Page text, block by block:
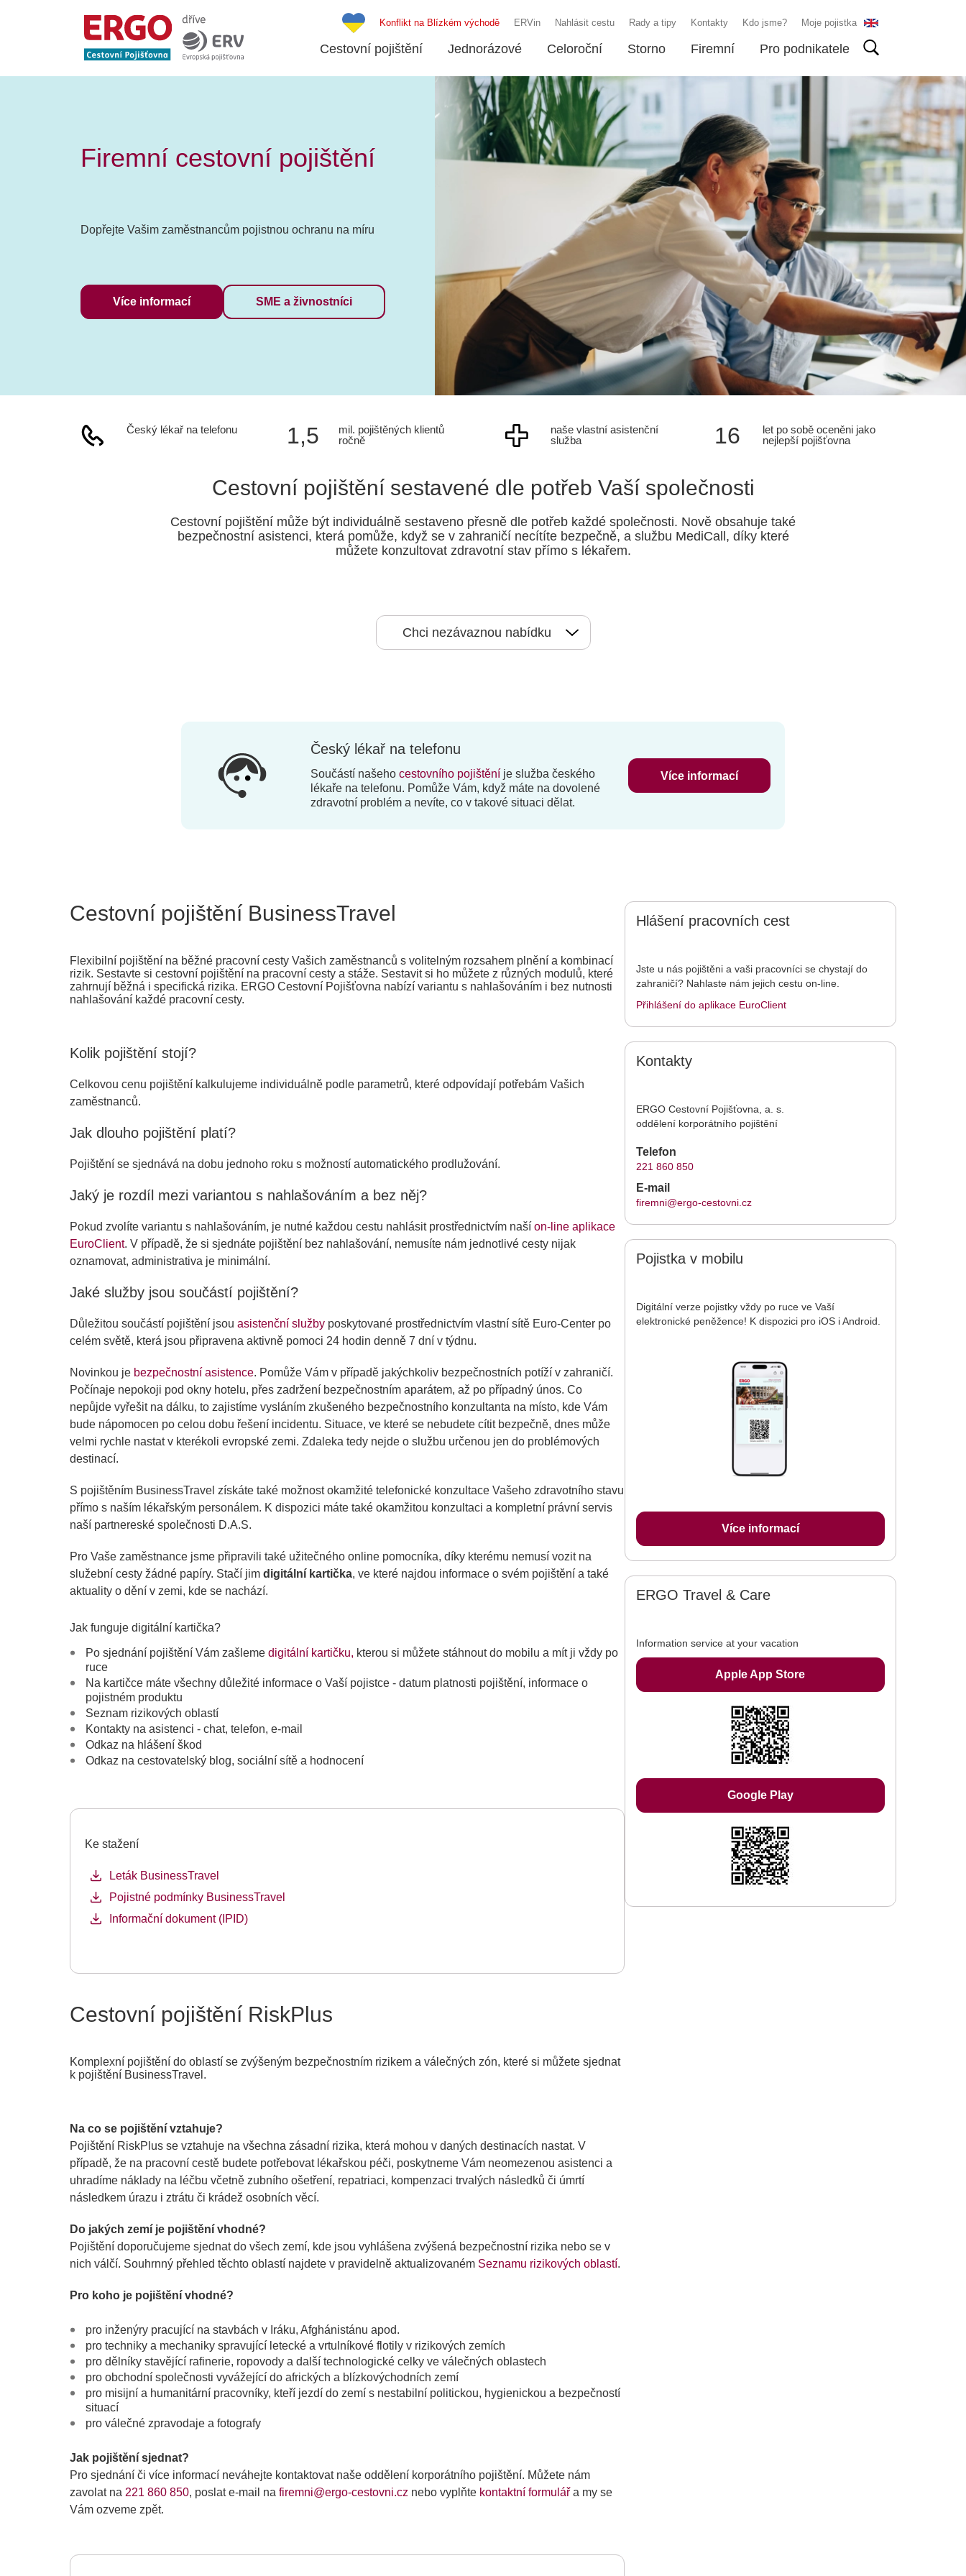
Konflikt na Blízkém východě ERVin Nahlásit cestu Rady a tipy Kontakty Kdo jsme? Moje pojistka
Cestovní pojištění Jednorázové Celoroční Storno Firemní Pro podnikatele
Firemní cestovní pojištění
Dopřejte Vašim zaměstnancům pojistnou ochranu na míru
Více informací SME a živnostníci
Český lékař na telefonu 1,5
mil. pojištěných klientů
ročně
naše vlastní asistenční
služba
16
let po sobě oceněni jako
nejlepší pojišťovna
Cestovní pojištění sestavené dle potřeb Vaší společnosti
Cestovní pojištění může být individuálně sestaveno přesně dle potřeb každé společnosti. Nově obsahuje také
bezpečnostní asistenci, která pomůže, když se v zahraničí necítíte bezpečně, a službu MediCall, díky které
můžete konzultovat zdravotní stav přímo s lékařem.
Chci nezávaznou nabídku
Český lékař na telefonu
Součástí našeho cestovního pojištěníje služba českého
lékaře na telefonu. Pomůže Vám, když máte na dovolené
zdravotní problém a nevíte, co v takové situaci dělat.
Více informací
Cestovní pojištění BusinessTravel
Flexibilní pojištění na běžné pracovní cesty Vašich zaměstnanců s volitelným rozsahem plnění a kombinací
rizik. Sestavte si cestovní pojištění na pracovní cesty a stáže. Sestavit si ho můžete z různých modulů, které
zahrnují běžná i specifická rizika. ERGO Cestovní Pojišťovna nabízí variantu s nahlašováním i bez nutnosti
nahlašování každé pracovní cesty.
Kolik pojištění stojí?
Celkovou cenu pojištění kalkulujeme individuálně podle parametrů, které odpovídají potřebám Vašich
zaměstnanců.
Jak dlouho pojištění platí?
Pojištění se sjednává na dobu jednoho roku s možností automatického prodlužování.
Jaký je rozdíl mezi variantou s nahlašováním a bez něj?
Pokud zvolíte variantu s nahlašováním, je nutné každou cestu nahlásit prostřednictvím naší on-line aplikace
EuroClient. V případě, že si sjednáte pojištění bez nahlašování, nemusíte nám jednotlivé cesty nijak
oznamovat, administrativa je minimální.
Jaké služby jsou součástí pojištění?
Důležitou součástí pojištění jsou asistenční služby poskytované prostřednictvím vlastní sítě Euro-Center po
celém světě, která jsou připravena aktivně pomoci 24 hodin denně 7 dní v týdnu.
Novinkou je bezpečnostní asistence. Pomůže Vám v případě jakýchkoliv bezpečnostních potíží v zahraničí.
Počínaje nepokoji pod okny hotelu, přes zadržení bezpečnostním aparátem, až po případný únos. Co
nepůjde vyřešit na dálku, to zajistíme vysláním zkušeného bezpečnostního konzultanta na místo, kde Vám
bude nápomocen po celou dobu řešení incidentu. Situace, ve které se nebudete cítit bezpečně, dnes může
velmi rychle nastat v kterékoli evropské zemi. Zdaleka tedy nejde o službu určenou jen do problémových
destinací.
S pojištěním BusinessTravel získáte také možnost okamžité telefonické konzultace Vašeho zdravotního stavu
přímo s naším lékařským personálem. K dispozici máte také okamžitou konzultaci a kompletní právní servis
naší partnereské společnosti D.A.S.
Pro Vaše zaměstnance jsme připravili také užitečného online pomocníka, díky kterému nemusí vozit na
služební cesty žádné papíry. Stačí jim digitální kartička, ve které najdou informace o svém pojištění a také
aktuality o dění v zemi, kde se nachází.
Jak funguje digitální kartička?
Po sjednání pojištění Vám zašleme digitální kartičku, kterou si můžete stáhnout do mobilu a mít ji vždy po
ruce
Na kartičce máte všechny důležité informace o Vaší pojistce - datum platnosti pojištění, informace o
pojistném produktu
Seznam rizikových oblastí
Kontakty na asistenci - chat, telefon, e-mail
Odkaz na hlášení škod
Odkaz na cestovatelský blog, sociální sítě a hodnocení
Ke stažení
Leták BusinessTravel
Pojistné podmínky BusinessTravel
Informační dokument (IPID)
Cestovní pojištění RiskPlus
Komplexní pojištění do oblastí se zvýšeným bezpečnostním rizikem a válečných zón, které si můžete sjednat
k pojištění BusinessTravel.
Na co se pojištění vztahuje?
Pojištění RiskPlus se vztahuje na všechna zásadní rizika, která mohou v daných destinacích nastat. V
případě, že na pracovní cestě budete potřebovat lékařskou péči, poskytneme Vám neomezenou asistenci a
uhradíme náklady na léčbu včetně zubního ošetření, repatriaci, kompenzaci trvalých následků či úmrtí
následkem úrazu i ztrátu či krádež osobních věcí.
Do jakých zemí je pojištění vhodné?
Pojištění doporučujeme sjednat do všech zemí, kde jsou vyhlášena zvýšená bezpečnostní rizika nebo se v
nich válčí. Souhrnný přehled těchto oblastí najdete v pravidelně aktualizovaném Seznamu rizikových oblastí.
Pro koho je pojištění vhodné?
pro inženýry pracující na stavbách v Iráku, Afghánistánu apod.
pro techniky a mechaniky spravující letecké a vrtulníkové flotily v rizikových zemích
pro dělníky stavějící rafinerie, ropovody a další technologické celky ve válečných oblastech
pro obchodní společnosti vyvážející do afrických a blízkovýchodních zemí
pro misijní a humanitární pracovníky, kteří jezdí do zemí s nestabilní politickou, hygienickou a bezpečností
situací
pro válečné zpravodaje a fotografy
Jak pojištění sjednat?
Pro sjednání či více informací neváhejte kontaktovat naše oddělení korporátního pojištění. Můžete nám
zavolat na 221 860 850, poslat e-mail na firemni@ergo-cestovni.cz nebo vyplňte kontaktní formulář a my se
Vám ozveme zpět.
Hlášení pracovních cest
Jste u nás pojištěni a vaši pracovníci se chystají do
zahraničí? Nahlaste nám jejich cestu on-line.
Přihlášení do aplikace EuroClient
Kontakty
ERGO Cestovní Pojišťovna, a. s.
oddělení korporátního pojištění
Telefon
221 860 850
E-mail
firemni@ergo-cestovni.cz
Pojistka v mobilu
Digitální verze pojistky vždy po ruce ve Vaší
elektronické peněžence! K dispozici pro iOS i Android.
Více informací
ERGO Travel & Care
Information service at your vacation
Apple App Store
Google Play